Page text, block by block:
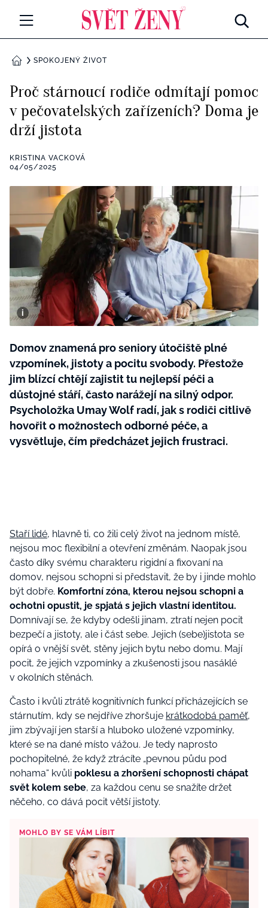
Všechny kategorie
Rozhovory
RETROHUBKY
Všechny kategorie
Seberozvoj
Všechny kategorie
Životní styl
Všechny kategorie
Testy a kvízy
BYDLENÍ
Všechny kategorie
Tvoření
Rady a tipy
BurdaMedia
Extra
SVĚT ŽENY - 599 KČ
ROČNÍ PŘEDPLATNÉ SVĚT ŽENY +
DOMŮSPOKOJENÝ ŽIVOT
Proč stárnoucí rodiče odmítají pomoc
v pečovatelských zařízeních? Doma je
drží jistota
KRISTINA VACKOVÁ
04/05/2025
Domov znamená pro seniory útočiště plné
vzpomínek, jistoty a pocitu svobody. Přestože
jim blízcí chtějí zajistit tu nejlepší péči a
důstojné stáří, často narážejí na silný odpor.
Psycholožka Umay Wolf radí, jak s rodiči citlivě
hovořit o možnostech odborné péče, a
vysvětluje, čím předcházet jejich frustraci.
Staří lidé, hlavně ti, co žili celý život na jednom místě,
nejsou moc flexibilní a otevření změnám. Naopak jsou
často díky svému charakteru rigidní a fixovaní na
domov, nejsou schopni si představit, že by i jinde mohlo
být dobře. Komfortní zóna, kterou nejsou schopni a
ochotni opustit, je spjatá s jejich vlastní identitou.
Domnívají se, že kdyby odešli jinam, ztratí nejen pocit
bezpečí a jistoty, ale i část sebe. Jejich (sebe)jistota se
opírá o vnější svět, stěny jejich bytu nebo domu. Mají
pocit, že jejich vzpomínky a zkušenosti jsou nasáklé
v okolních stěnách.
Často i kvůli ztrátě kognitivních funkcí přicházejících se
stárnutím, kdy se nejdříve zhoršuje krátkodobá paměť,
jim zbývají jen starší a hluboko uložené vzpomínky,
které se na dané místo vážou. Je tedy naprosto
pochopitelné, že když ztrácíte „pevnou půdu pod
nohama“ kvůli poklesu a zhoršení schopnosti chápat
svět kolem sebe, za každou cenu se snažíte držet
něčeho, co dává pocit větší jistoty.
MOHLO BY SE VÁM LÍBIT